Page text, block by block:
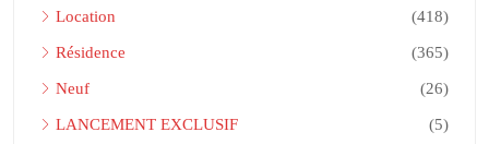
Location (418)
Résidence (365)
Neuf (26)
LANCEMENT EXCLUSIF (5)